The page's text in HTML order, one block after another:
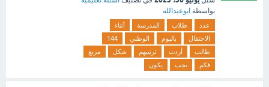
بواسطة ابوعبدالله
عدد طلاب المدرسة
أثناء
الاحتفال
باليوم الوطني
144
طالب
أردت ترتيبهم شكل
مربع
فكم
يجب يكون